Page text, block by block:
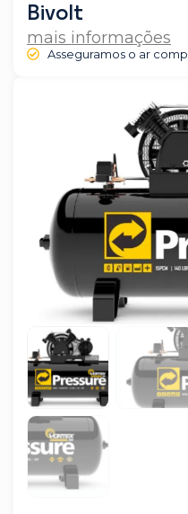
Bivolt
mais informações
Asseguramos o ar